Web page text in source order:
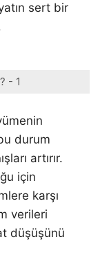
sert bir
- 1
durum
artırır.
için
karşı
verileri
düşüşünü